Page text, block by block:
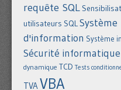
requête SQL
utilisateurs SQLSystème
d'information Système
Sécurité informatique
dynamique TCD Tests
TVAVBA